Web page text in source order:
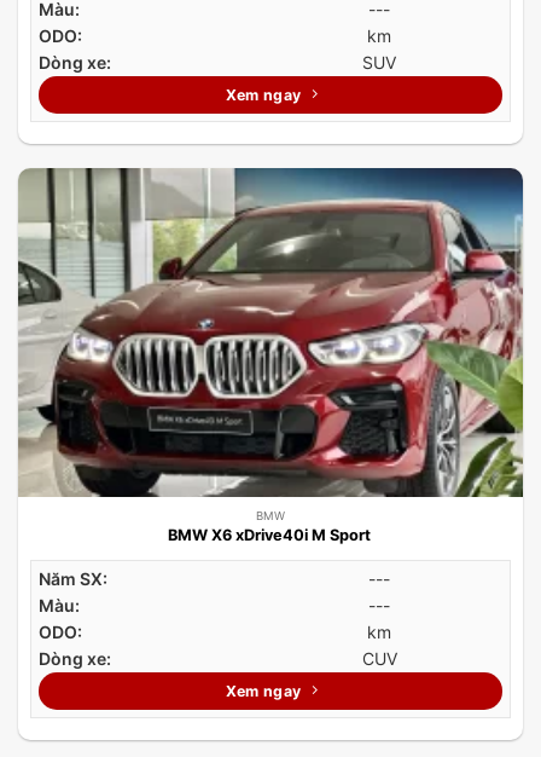
Màu:
---
ODO:
km
Dòng xe:
SUV
Xem ngay
BMW
BMW X6 xDrive40i M Sport
Năm SX:
---
Màu:
---
ODO:
km
Dòng xe:
CUV
Xem ngay